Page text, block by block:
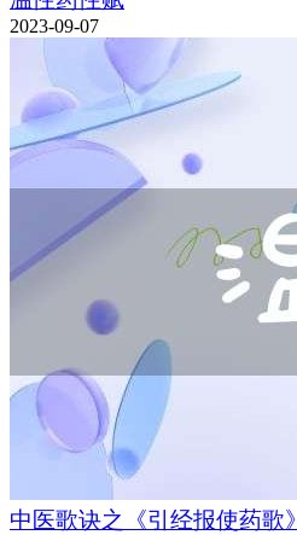
2023-09-07
中医歌诀之《引经报使药歌》